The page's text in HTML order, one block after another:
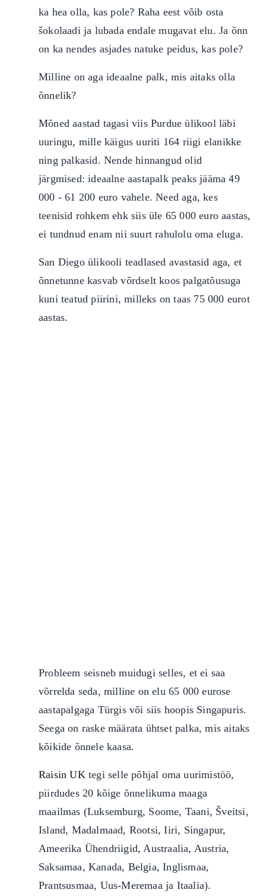
ka hea olla, kas pole? Raha eest võib osta
šokolaadi ja lubada endale mugavat elu. Ja õnn
on ka nendes asjades natuke peidus, kas pole?
Milline on aga ideaalne palk, mis aitaks olla
õnnelik?
Mõned aastad tagasi viis Purdue ülikool läbi
uuringu, mille käigus uuriti 164 riigi elanikke
ning palkasid. Nende hinnangud olid
järgmised: ideaalne aastapalk peaks jääma 49
000 - 61 200 euro vahele. Need aga, kes
teenisid rohkem ehk siis üle 65 000 euro aastas,
ei tundnud enam nii suurt rahulolu oma eluga.
San Diego ülikooli teadlased avastasid aga, et
õnnetunne kasvab võrdselt koos palgatõusuga
kuni teatud piirini, milleks on taas 75 000 eurot
aastas.
Probleem seisneb muidugi selles, et ei saa
võrrelda seda, milline on elu 65 000 eurose
aastapalgaga Türgis või siis hoopis Singapuris.
Seega on raske määrata ühtset palka, mis aitaks
kõikide õnnele kaasa.
Raisin UK tegi selle põhjal oma uurimistöö,
piirdudes 20 kõige õnnelikuma maaga
maailmas (Luksemburg, Soome, Taani, Šveitsi,
Island, Madalmaad, Rootsi, Iiri, Singapur,
Ameerika Ühendriigid, Austraalia, Austria,
Saksamaa, Kanada, Belgia, Inglismaa,
Prantsusmaa, Uus-Meremaa ja Itaalia).